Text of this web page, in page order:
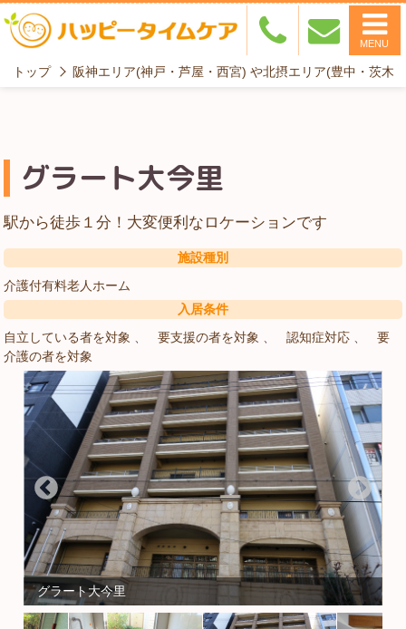
MENU
トップ 阪神エリア(神戸・芦屋・西宮) や北摂エリア(豊中・茨木
グラート大今里
駅から徒歩１分！大変便利なロケーションです
施設種別
介護付有料老人ホーム
入居条件
自立している者を対象
要支援の者を対象 認知症対応
要
介護の者を対象
グラート大今里